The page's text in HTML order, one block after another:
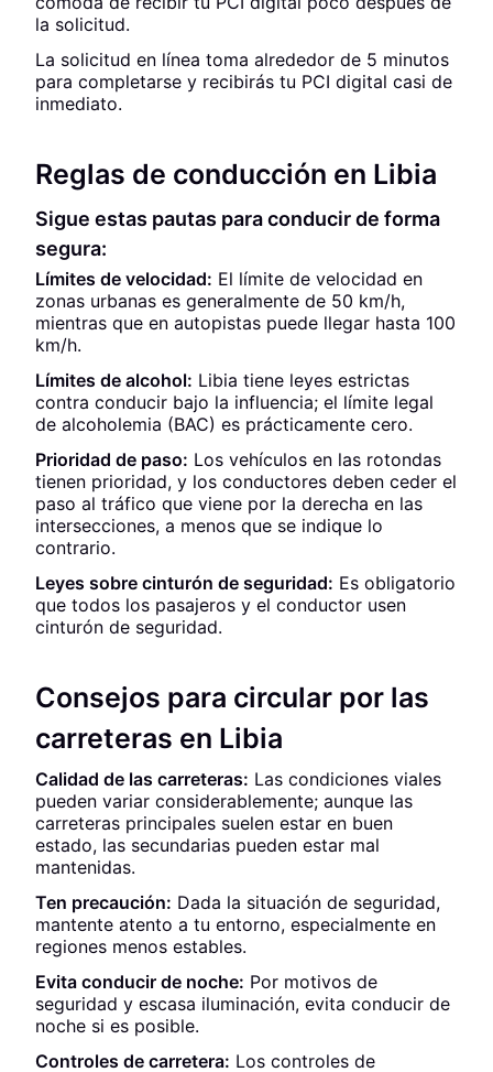
la solicitud.
La solicitud en línea toma alrededor de 5 minutos
para completarse y recibirás tu PCI digital casi de
inmediato.
Reglas de conducción en Libia
Sigue estas pautas para conducir de forma
segura:
Límites de velocidad: El límite de velocidad en
zonas urbanas es generalmente de 50 km/h,
mientras que en autopistas puede llegar hasta 100
km/h.
Límites de alcohol: Libia tiene leyes estrictas
contra conducir bajo la influencia; el límite legal
de alcoholemia (BAC) es prácticamente cero.
Prioridad de paso: Los vehículos en las rotondas
tienen prioridad, y los conductores deben ceder el
paso al tráfico que viene por la derecha en las
intersecciones, a menos que se indique lo
contrario.
Leyes sobre cinturón de seguridad: Es obligatorio
que todos los pasajeros y el conductor usen
cinturón de seguridad.
Consejos para circular por las
carreteras en Libia
Calidad de las carreteras: Las condiciones viales
pueden variar considerablemente; aunque las
carreteras principales suelen estar en buen
estado, las secundarias pueden estar mal
mantenidas.
Ten precaución: Dada la situación de seguridad,
mantente atento a tu entorno, especialmente en
regiones menos estables.
Evita conducir de noche: Por motivos de
seguridad y escasa iluminación, evita conducir de
noche si es posible.
Controles de carretera: Los controles de